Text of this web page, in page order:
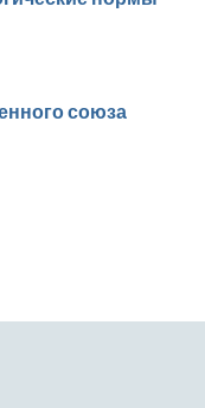
союза